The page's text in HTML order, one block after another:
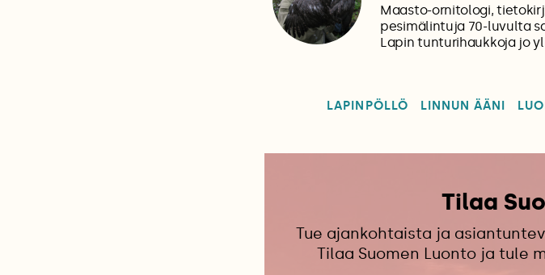
Maasto-ornitologi,
pesimälintuja 70-luvulta
Lapin tunturihaukkoja jo
LAPINPÖLLÖ LINNUN ÄÄNI
Tilaa
Tue ajankohtaista ja
Tilaa Suomen Luonto ja tule